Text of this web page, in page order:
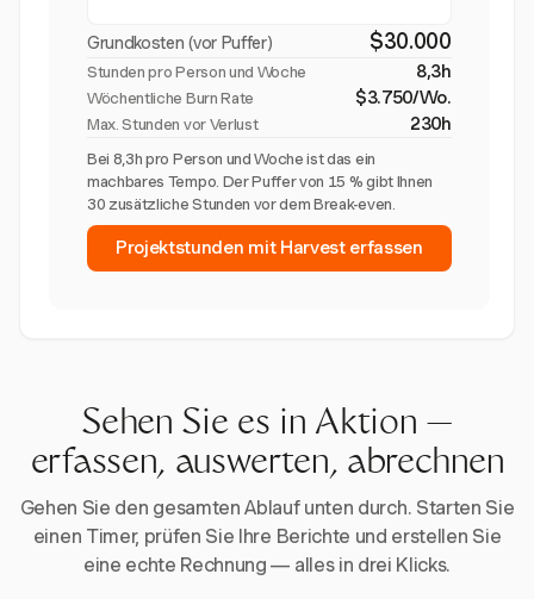
Grundkosten (vor Puffer) $30.000
Stunden pro Person und Woche 8,3h
Wöchentliche Burn Rate $3.750/Wo.
Max. Stunden vor Verlust 230h
Bei 8,3h pro Person und Woche ist das ein
machbares Tempo. Der Puffer von 15 % gibt Ihnen
30 zusätzliche Stunden vor dem Break-even.
Projektstunden mit Harvest erfassen
Sehen Sie es in Aktion —
erfassen, auswerten, abrechnen
Gehen Sie den gesamten Ablauf unten durch. Starten Sie
einen Timer, prüfen Sie Ihre Berichte und erstellen Sie
eine echte Rechnung — alles in drei Klicks.